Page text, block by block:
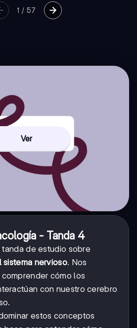
1 / 57
Ver
- Tanda 4
tanda de estudio sobre
nervioso. Nos
cómo los
con nuestro cerebro
estos conceptos